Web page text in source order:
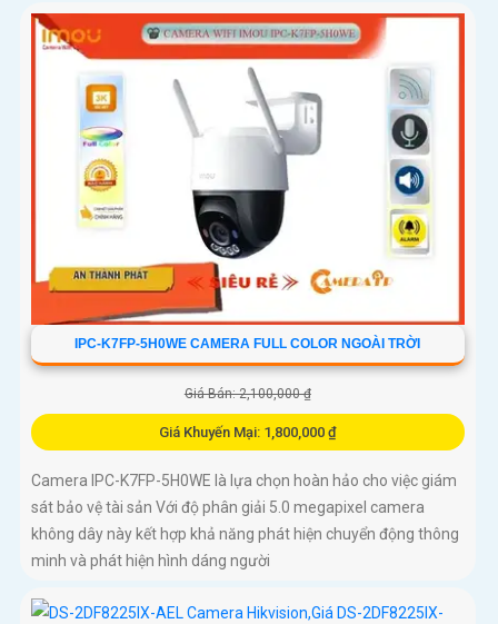
IPC-K7FP-5H0WE CAMERA FULL COLOR NGOÀI TRỜI
Giá Bán: 2,100,000 ₫
Giá Khuyến Mại: 1,800,000 ₫
Camera IPC-K7FP-5H0WE là lựa chọn hoàn hảo cho việc giám
sát bảo vệ tài sản Với độ phân giải 5.0 megapixel camera
không dây này kết hợp khả năng phát hiện chuyển động thông
minh và phát hiện hình dáng người